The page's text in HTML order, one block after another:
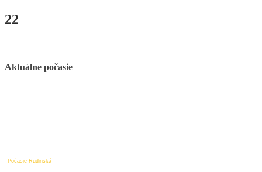
22
Aktuálne počasie
Počasie Rudinská